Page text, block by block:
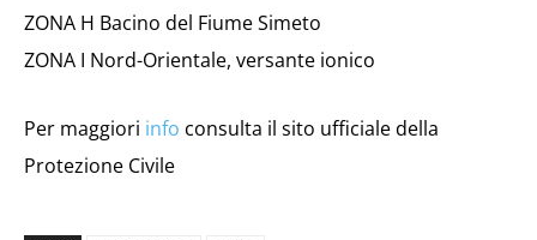
ZONA H Bacino del Fiume Simeto
ZONA I Nord-Orientale, versante ionico
Per maggiori info consulta il sito ufficiale della
Protezione Civile